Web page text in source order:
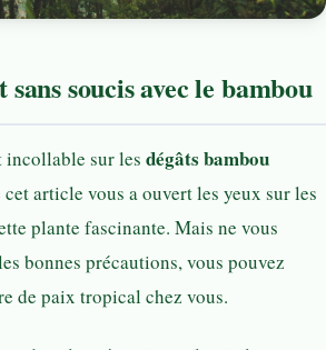
soucis avec le bambou
incollable sur les dégâts bambou
cet article vous a ouvert les yeux sur les
plante fascinante. Mais ne vous
bonnes précautions, vous pouvez
de paix tropical chez vous.